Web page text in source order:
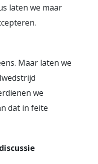
laten we maar
Maar laten we
we
dat in feite